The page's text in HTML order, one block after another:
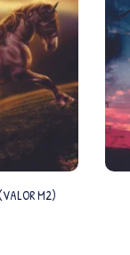
M2)